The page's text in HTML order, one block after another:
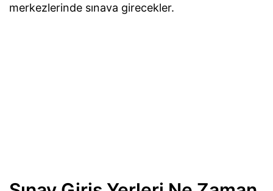
merkezlerinde sınava girecekler.